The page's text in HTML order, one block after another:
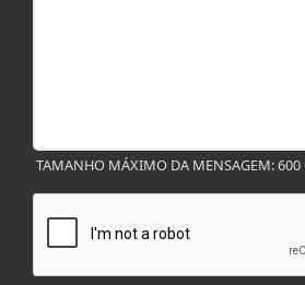
TAMANHO MÁXIMO DA MENSAGEM: 600